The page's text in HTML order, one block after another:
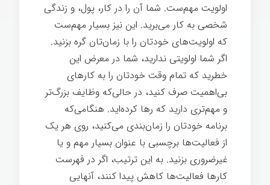
اولویت مهم‌ست. شما آن را در کار، پول، و زندگی
شخصی به کار می‌برید. این نیز بسیار مهم‌ست
که اولویت‌های خودتان را با زمان‌تان گره بزنید.
اگر شما اولویتی ندارید، شما در معرض این
خطرید که تمام وقت خودتان را به کارهای
بی‌اهمیت صرف کنید، در حالی‌که وظایف بزرگ‌تر
و مهم‌تری دارید که رها کرده‌اید. هنگامی‌که
برنامه خودتان را زمان‌بندی می‌کنید، روی هر یک
از فعالیت‌ها برچسبی با عنوان بسیار مهم و یا
غیرضروری بزنید. به این ترتیب، اگر در فهرست
کارها فعالیت‌ها کاهش پیدا کنند، آنهایی